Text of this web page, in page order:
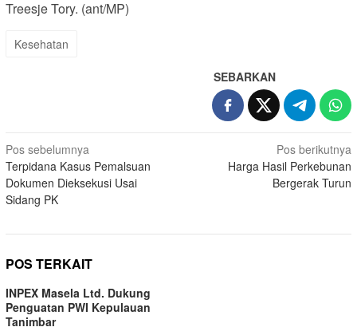
Treesje Tory. (ant/MP)
Kesehatan
SEBARKAN
Navigasi
pos
Pos sebelumnya
Terpidana Kasus Pemalsuan
Dokumen Dieksekusi Usai
Sidang PK
Pos berikutnya
Harga Hasil Perkebunan
Bergerak Turun
POS TERKAIT
INPEX Masela Ltd. Dukung
Penguatan PWI Kepulauan
Tanimbar